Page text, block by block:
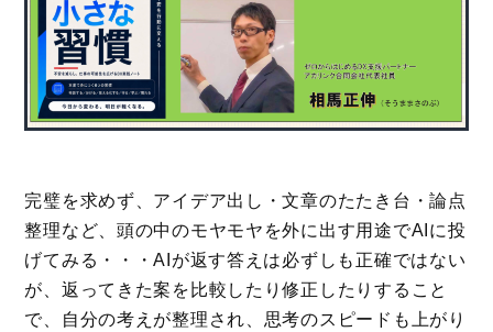
完璧を求めず、アイデア出し・文章のたたき台・論点
整理など、頭の中のモヤモヤを外に出す用途でAIに投
げてみる・・・AIが返す答えは必ずしも正確ではない
が、返ってきた案を比較したり修正したりすること
で、自分の考えが整理され、思考のスピードも上がり